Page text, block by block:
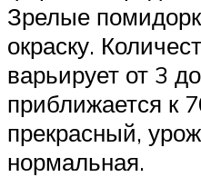
Зрелые
окраску.
варьирует от 3
приближается к
прекрасный,
нормальная.